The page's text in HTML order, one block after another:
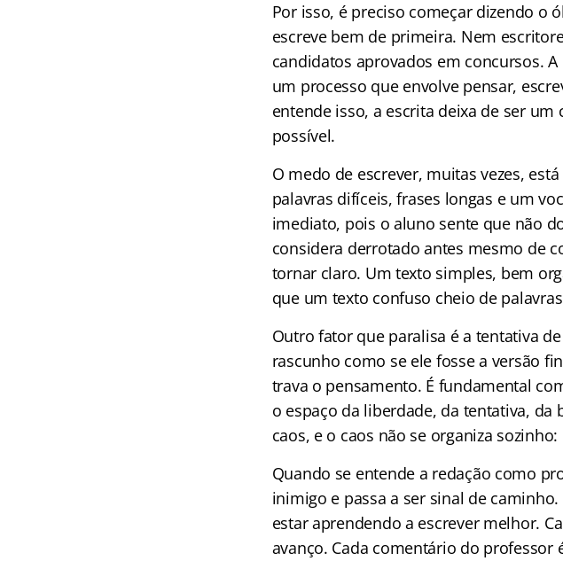
Por isso, é preciso começar dizendo o
escreve bem de primeira. Nem
candidatos aprovados em concursos.
um processo que envolve pensar,
entende isso, a escrita deixa de ser
possível.
O medo de escrever, muitas vezes,
palavras difíceis, frases longas e um
imediato, pois o aluno sente que não
considera derrotado antes mesmo de
tornar claro. Um texto simples, bem
que um texto confuso cheio de
Outro fator que paralisa é a tentativa
rascunho como se ele fosse a versão
trava o pensamento. É fundamental
o espaço da liberdade, da tentativa, da
caos, e o caos não se organiza
Quando se entende a redação como
inimigo e passa a ser sinal de
estar aprendendo a escrever melhor.
avanço. Cada comentário do